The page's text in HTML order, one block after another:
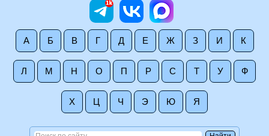
А Б В Г Д Е Ж З И К
Л М Н О П Р С Т У Ф
Х Ц Ч Э Ю Я